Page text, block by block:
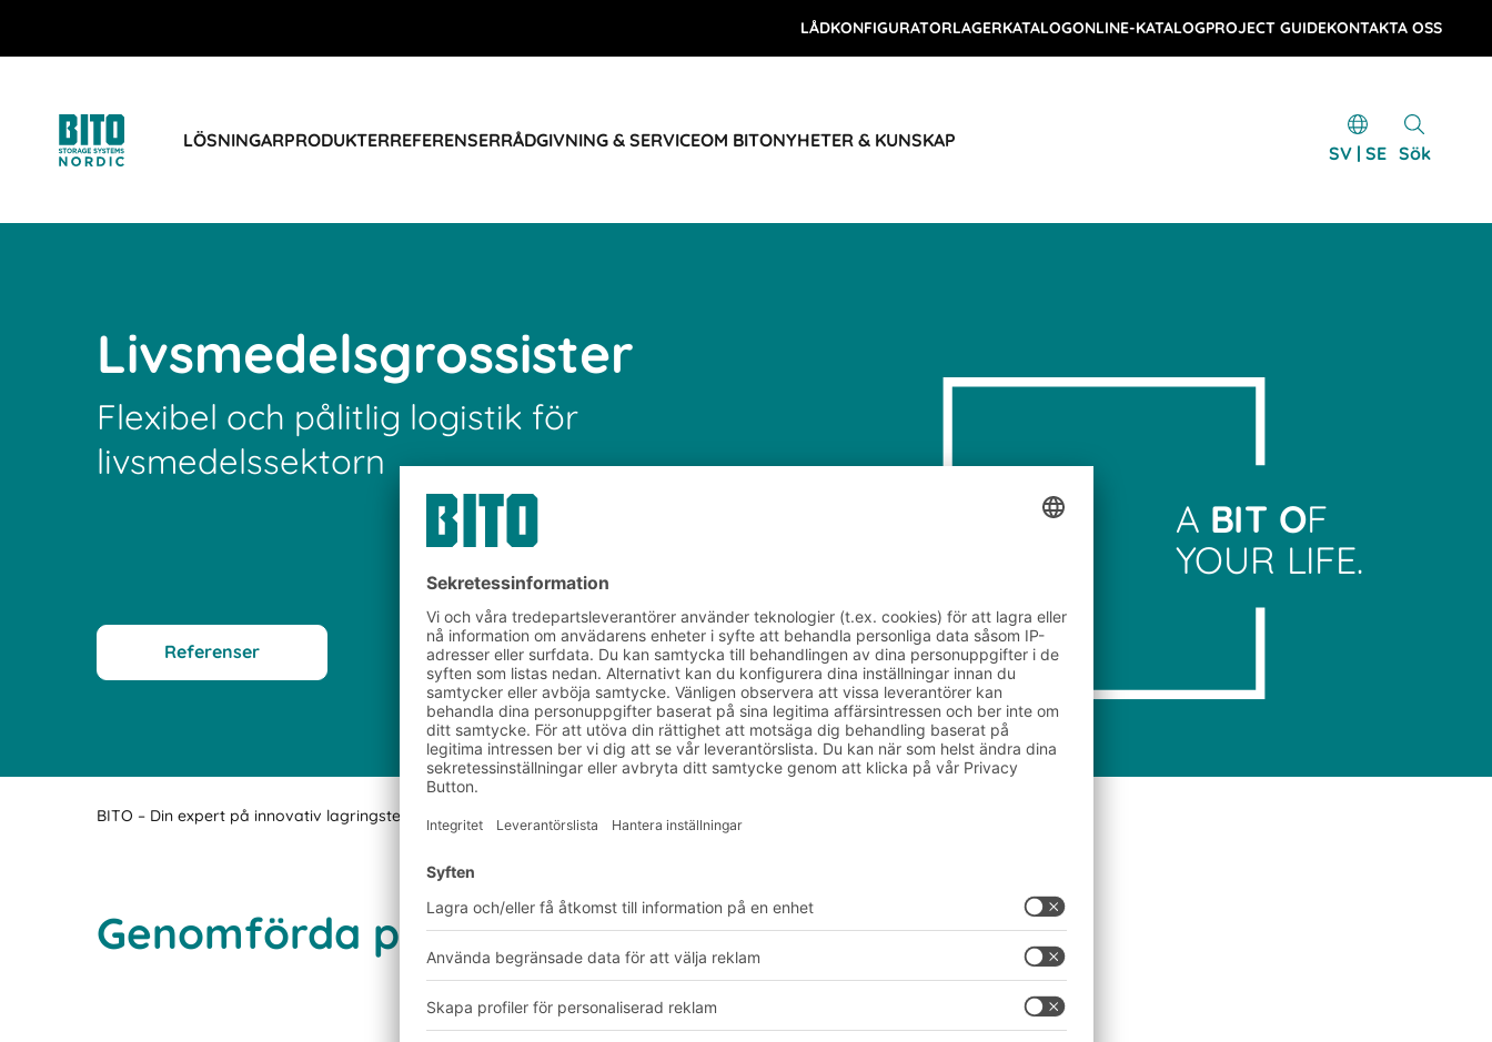
LÅDKONFIGURATORLAGERKATALOGONLINE-KATALOGPROJECT GUIDEKONTAKTA OSS
LÖSNINGARPRODUKTERREFERENSERRÅDGIVNING & SERVICEOM BITONYHETER & KUNSKAP
SV | SE Sök
A BIT OF
YOUR LIFE.
Livsmedelsgrossister
Flexibel och pålitlig logistik för
livsmedelssektorn
Referenser
BITO – Din expert på innovativ lagringsteknik och logistiklösningar Referenser
Genomförda projekt inom livsmedelssektorn